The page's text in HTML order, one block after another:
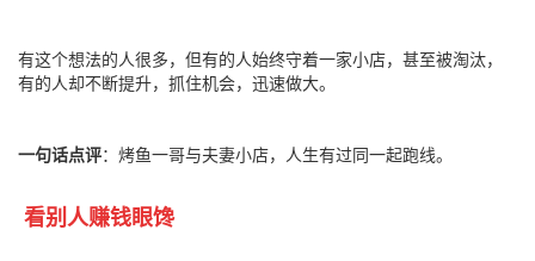
有这个想法的人很多，但有的人始终守着一家小店，甚至被淘汰，
有的人却不断提升，抓住机会，迅速做大。
一句话点评：烤鱼一哥与夫妻小店，人生有过同一起跑线。
看别人赚钱眼馋